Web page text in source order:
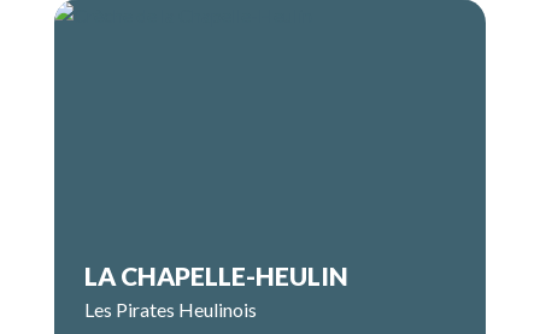
LA CHAPELLE-HEULIN
Les Pirates Heulinois